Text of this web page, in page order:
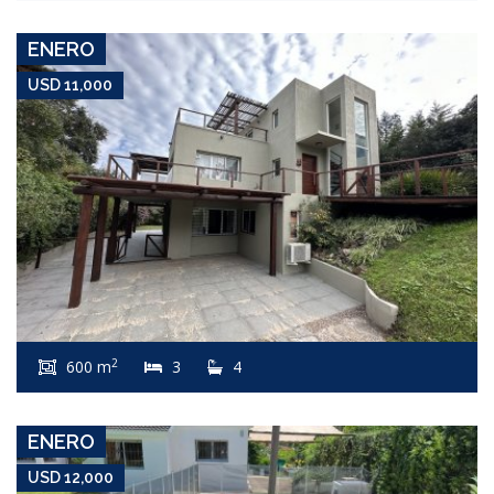
ENERO
USD 11,000
600 m2 3 4
USD 12,000
Apartamento #8184
JARDINES DE CÓRDOBA
ENERO
USD 12,000